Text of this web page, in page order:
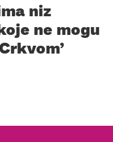
niz
ne mogu